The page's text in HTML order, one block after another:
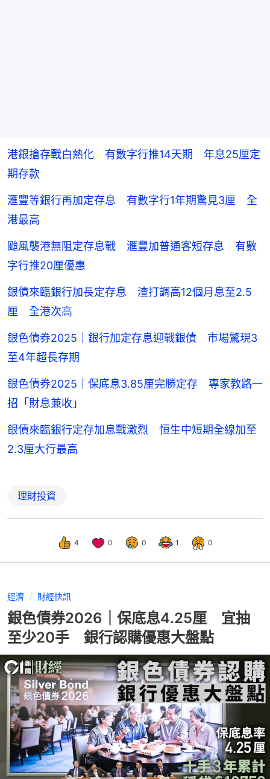
港銀搶存戰白熱化 有數字行推14天期 年息25厘定
期存款
滙豐等銀行再加定存息 有數字行1年期驚見3厘 全
港最高
颱風襲港無阻定存息戰 滙豐加普通客短存息 有數
字行推20厘優惠
銀債來臨銀行加長定存息 渣打調高12個月息至2.5
厘 全港次高
銀色債券2025｜銀行加定存息迎戰銀債 市場驚現3
至4年超長存期
銀色債券2025｜保底息3.85厘完勝定存 專家教路一
招「財息兼收」
銀債來臨銀行定存加息戰激烈 恒生中短期全線加至
2.3厘大行最高
理財投資
4 0 0 1 0
經濟 財經快訊
銀色債券2026｜保底息4.25厘 宜抽
至少20手 銀行認購優惠大盤點